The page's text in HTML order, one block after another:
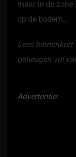
maar in de zone
op de bodem…
Lees binnenkort
geheugen vol
Advertentie: